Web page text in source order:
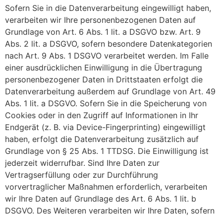
Sofern Sie in die Datenverarbeitung eingewilligt haben,
verarbeiten wir Ihre personenbezogenen Daten auf
Grundlage von Art. 6 Abs. 1 lit. a DSGVO bzw. Art. 9
Abs. 2 lit. a DSGVO, sofern besondere Datenkategorien
nach Art. 9 Abs. 1 DSGVO verarbeitet werden. Im Falle
einer ausdrücklichen Einwilligung in die Übertragung
personenbezogener Daten in Drittstaaten erfolgt die
Datenverarbeitung außerdem auf Grundlage von Art. 49
Abs. 1 lit. a DSGVO. Sofern Sie in die Speicherung von
Cookies oder in den Zugriff auf Informationen in Ihr
Endgerät (z. B. via Device-Fingerprinting) eingewilligt
haben, erfolgt die Datenverarbeitung zusätzlich auf
Grundlage von § 25 Abs. 1 TTDSG. Die Einwilligung ist
jederzeit widerrufbar. Sind Ihre Daten zur
Vertragserfüllung oder zur Durchführung
vorvertraglicher Maßnahmen erforderlich, verarbeiten
wir Ihre Daten auf Grundlage des Art. 6 Abs. 1 lit. b
DSGVO. Des Weiteren verarbeiten wir Ihre Daten, sofern